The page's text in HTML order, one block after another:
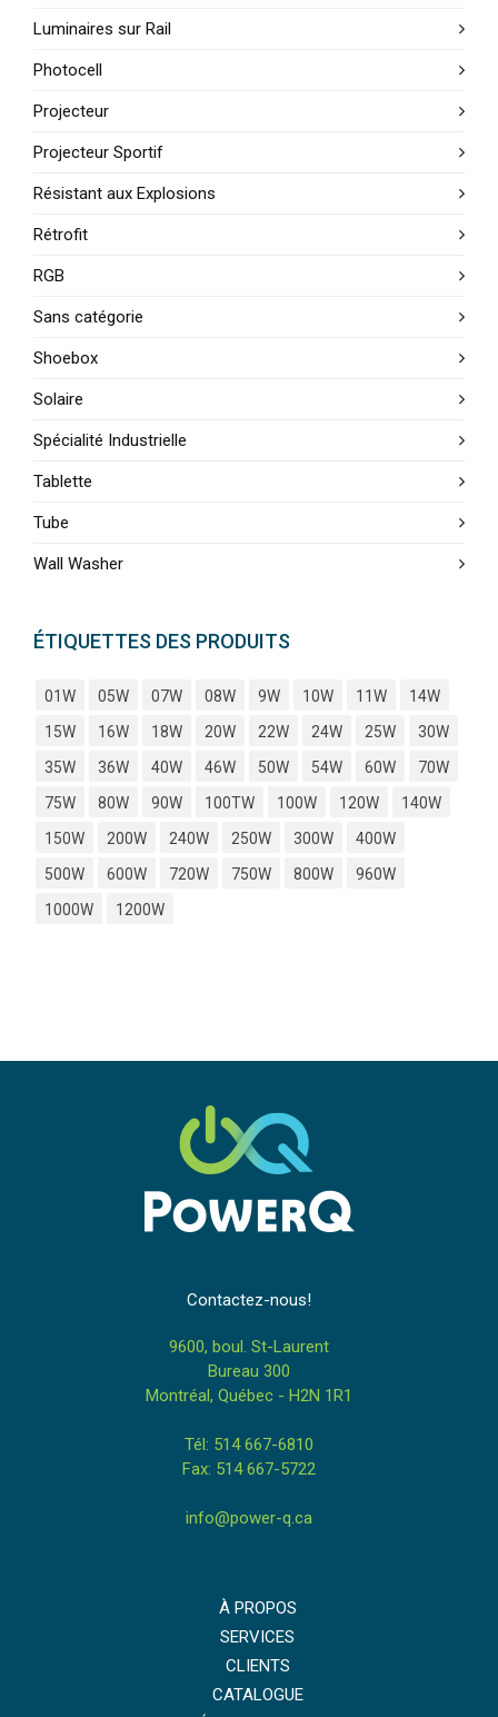
Luminaires sur Rail
Photocell
Projecteur
Projecteur Sportif
Résistant aux Explosions
Rétrofit
RGB
Sans catégorie
Shoebox
Solaire
Spécialité Industrielle
Tablette
Tube
Wall Washer
ÉTIQUETTES DES PRODUITS
01W 05W 07W 08W 9W 10W 11W
14W
15W
16W 18W 20W 22W 24W 25W
30W
35W
36W 40W 46W 50W 54W 60W
70W
75W
80W 90W 100TW 100W 120W
140W
150W
200W 240W 250W 300W
400W
500W
600W 720W 750W 800W
960W
1000W
1200W
Contactez-nous!
9600, boul. St-Laurent
Bureau 300
Montréal, Québec - H2N 1R1
Tél: 514 667-6810
Fax: 514 667-5722
info@power-q.ca
À PROPOS
SERVICES
CLIENTS
CATALOGUE